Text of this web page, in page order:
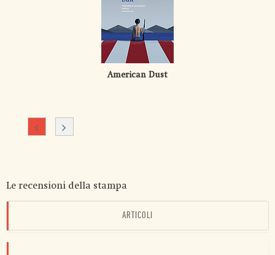
American Dust
Le recensioni della stampa
ARTICOLI